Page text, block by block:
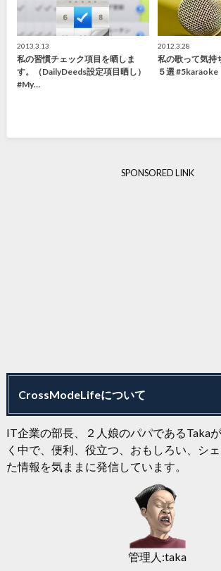
2013.3.13
私の習慣チェック項目を晒しま
す。（DailyDeeds設定項目晒し）
#My…
2012.3.28
私の歌って気持
５選 #5karaoke
SPONSORED LINK
CrossModeLifeについて
IT企業の部長、２人娘のパパであるTaka
く中で、便利、役立つ、おもしろい、シ
た情報を気ままに発信しています。
管理人:taka